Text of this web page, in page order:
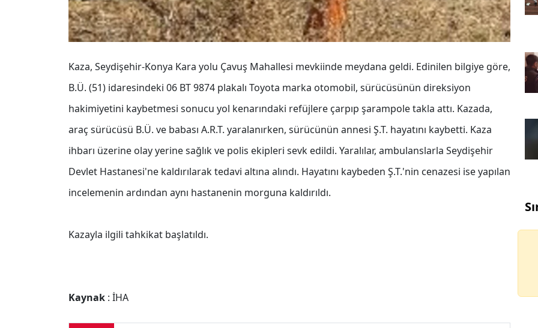
Kaza, Seydişehir-Konya Kara yolu Çavuş Mahallesi mevkiinde meydana geldi. Edinilen bilgiye göre,
B.Ü. (51) idaresindeki 06 BT 9874 plakalı Toyota marka otomobil, sürücüsünün direksiyon
hakimiyetini kaybetmesi sonucu yol kenarındaki refüjlere çarpıp şarampole takla attı. Kazada,
araç sürücüsü B.Ü. ve babası A.R.T. yaralanırken, sürücünün annesi Ş.T. hayatını kaybetti. Kaza
ihbarı üzerine olay yerine sağlık ve polis ekipleri sevk edildi. Yaralılar, ambulanslarla Seydişehir
Devlet Hastanesi'ne kaldırılarak tedavi altına alındı. Hayatını kaybeden Ş.T.'nin cenazesi ise yapılan
incelemenin ardından aynı hastanenin morguna kaldırıldı.
Kazayla ilgili tahkikat başlatıldı.
Kaynak : İHA